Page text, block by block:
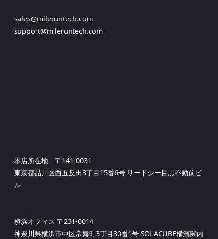
sales@mileruntech.com
support@mileruntech.com
本店所在地 〒141-0031
東京都品川区西五反田3丁目15番6号 リードシー目黒不動前ビ
ル
横浜オフィス 〒231-0014
神奈川県横浜市中区常盤町3丁目30番1号 SOLACUBE横濱関内